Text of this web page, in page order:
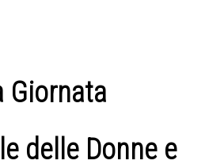
Giornata
delle Donne e